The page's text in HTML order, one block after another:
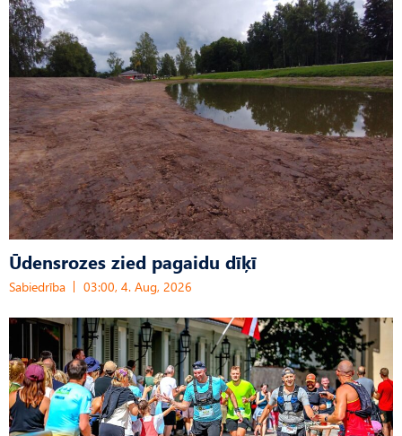
Ūdensrozes zied pagaidu dīķī
Sabiedrība 03:00, 4. Aug, 2026